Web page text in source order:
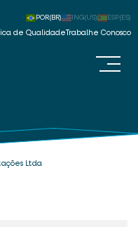
de Qualidade Trabalhe Conosco
POR(BR) ING(US) ESP(ES)
Ltda